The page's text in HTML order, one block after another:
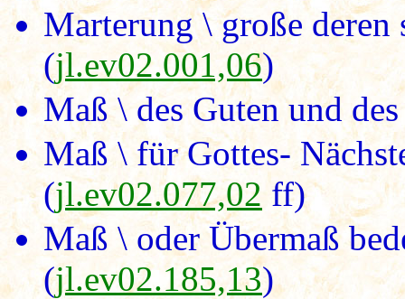
Marterung \ große deren
(jl.ev02.001,06)
Maß \ des Guten und
Maß \ für Gottes-
(jl.ev02.077,02 ff)
Maß \ oder Übermaß
(jl.ev02.185,13)